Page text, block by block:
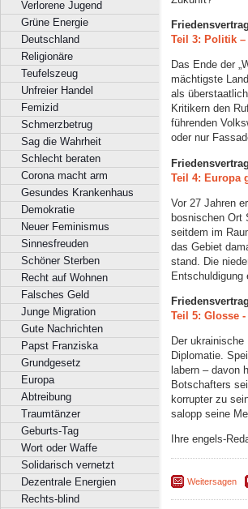
Verlorene Jugend
Grüne Energie
Deutschland
Religionäre
Teufelszeug
Unfreier Handel
Femizid
Schmerzbetrug
Sag die Wahrheit
Schlecht beraten
Corona macht arm
Gesundes Krankenhaus
Demokratie
Neuer Feminismus
Sinnesfreuden
Schöner Sterben
Recht auf Wohnen
Falsches Geld
Junge Migration
Gute Nachrichten
Papst Franziska
Grundgesetz
Europa
Abtreibung
Traumtänzer
Geburts-Tag
Wort oder Waffe
Solidarisch vernetzt
Dezentrale Energien
Rechts-blind
Teil 3: Politik –
Das Ende der
mächtigste
als
Kritikern den
führenden
oder nur
Teil 4: Europa
Vor 27 Jahren
bosnischen Ort
seitdem im
das Gebiet
stand. Die
Entschuldigung
Teil 5: Glosse
Der
Diplomatie.
labern – davon
Botschafters
korrupter zu
salopp seine
Ihre engels-
Weitersagen